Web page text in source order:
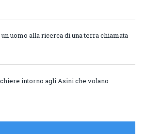
un uomo alla ricerca di una terra chiamata
intorno agli Asini che volano